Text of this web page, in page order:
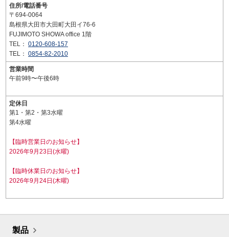
住所/電話番号
〒694-0064
島根県大田市大田町大田イ76-6
FUJIMOTO SHOWA office 1階
TEL： 0120-608-157
TEL： 0854-82-2010
営業時間
午前9時〜午後6時
定休日
第1・第2・第3水曜
第4水曜
【臨時営業日のお知らせ】
2026年9月23日(水曜)
【臨時休業日のお知らせ】
2026年9月24日(木曜)
製品